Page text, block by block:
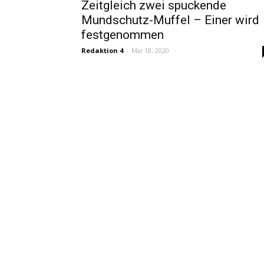
Zeitgleich zwei spuckende
Mundschutz-Muffel – Einer wird
festgenommen
Redaktion 4 - Mai 18, 2020